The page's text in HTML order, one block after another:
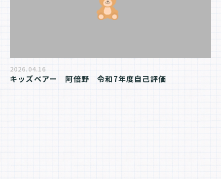
2026.04.16
キッズベアー　阿倍野　令和7年度自己評価